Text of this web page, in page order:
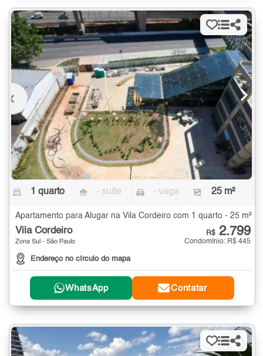
1 quarto - suíte - vaga 25 m²
Apartamento para Alugar na Vila Cordeiro com 1 quarto - 25 m²
Vila Cordeiro
Zona Sul - São Paulo
Endereço no círculo do mapa
R$ 2.799
Condomínio: R$ 445
WhatsApp Contatar